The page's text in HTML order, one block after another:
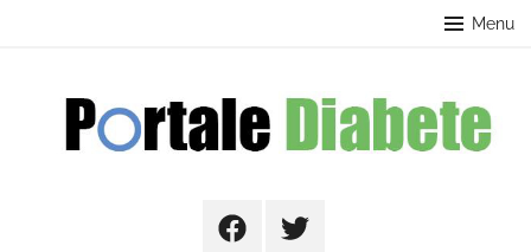
Menu
FacebookTwitter